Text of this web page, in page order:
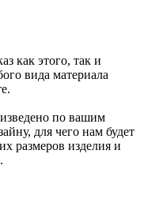
как этого, так и
вида материала
по вашим
для чего нам будет
размеров изделия и